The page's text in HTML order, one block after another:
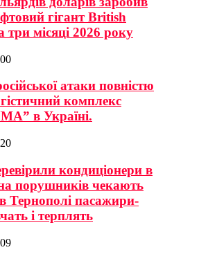
гігант British
три місяці 2026 року
атаки повністю
комплекс
в Україні.
кондиціонери в
порушників чекають
Тернополі пасажири-
і терплять